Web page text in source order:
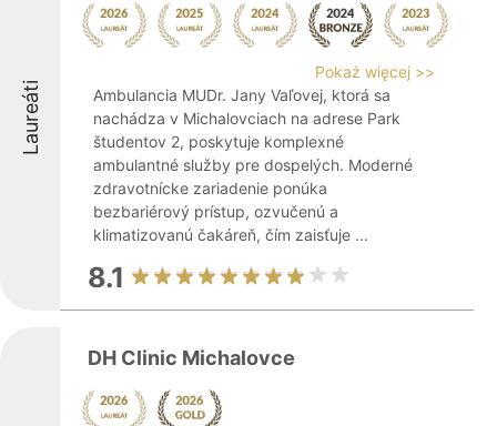
Laureáti
Pokaż więcej >>
Ambulancia MUDr. Jany Vaľovej, ktorá sa
nachádza v Michalovciach na adrese Park
študentov 2, poskytuje komplexné
ambulantné služby pre dospelých. Moderné
zdravotnícke zariadenie ponúka
bezbariérový prístup, ozvučenú a
klimatizovanú čakáreň, čím zaisťuje ...
8.1
DH Clinic Michalovce